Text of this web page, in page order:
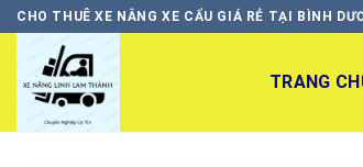
Skip
to
content
CHO THUÊ XE NÂNG XE CẨU GIÁ RẺ TẠI BÌNH
TRANG